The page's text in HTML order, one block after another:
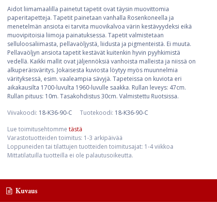
Aidot liimamaalilla painetut tapetit ovat täysin muovittomia
paperitapetteja. Tapetit painetaan vanhalla Rosenkoneella ja
menetelmän ansiota ei tarvita muovikalvoa värin kestävyydeksi eikä
muovipitoisia liimoja painatuksessa. Tapetit valmistetaan
selluloosaliimasta, pellavaöljystä, liidusta ja pigmenteistä. Ei muuta.
Pellavaöljyn ansiota tapetit kestävät kuitenkin hyvin pyyhkimistä
vedellä. Kaikki mallit ovat jäljennöksiä vanhoista malleista ja niissä on
alkuperäisväritys. Jokaisesta kuviosta löytyy myös muunnelmia
värityksessä, esim. vaaleampia sävyjä. Tapeteissa on kuviota eri
aikakausilta 1700-luvulta 1960-luvulle saakka. Rullan leveys: 47cm.
Rullan pituus: 10m. Tasakohdistus 30cm. Valmistettu Ruotsissa.
Viivakoodi: 18-K36-90-C Tuotekoodi: 18-K36-90-C
Lue toimitusehtomme tästä
Varastotuotteiden toimitus: 1-3 arkipäivää
Loppuneiden tai tilattujen tuotteiden toimitusajat: 1-4 viikkoa
Mittatilatuilla tuotteilla ei ole palautusoikeutta.
Kuvaus